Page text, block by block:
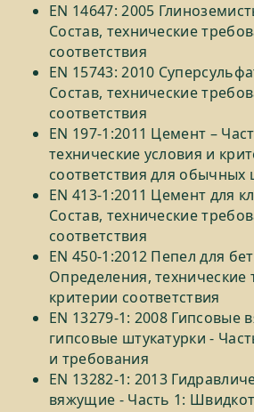
EN 14647: 2005
Состав, технические
соответствия
EN 15743: 2010
Состав, технические
соответствия
EN 197-1:2011 Цемент –
технические условия и
соответствия для обычных
EN 413-1:2011 Цемент для
Состав, технические
соответствия
EN 450-1:2012 Пепел для
Определения, технические
критерии соответствия
EN 13279-1: 2008 Гипсовые
гипсовые штукатурки -
и требования
EN 13282-1: 2013
вяжущие - Часть 1: